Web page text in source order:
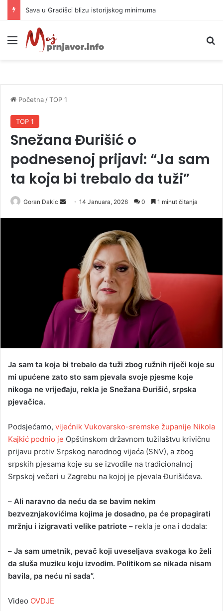
Sava u Gradišci blizu istorijskog minimuma
Meni
Početna /TOP 1
TOP 1
Snežana Đurišić o
podnesenoj prijavi: “Ja sam
ta koja bi trebalo da tuži”
Goran Dakic
e
14 Januara, 2026 0 1 minut čitanja
Ja sam ta koja bi trebalo da tuži zbog ružnih riječi koje su
mi upućene zato sto sam pjevala svoje pjesme koje
nikoga ne vrijeđaju, rekla je Snežana Đurišić, srpska
pjevačica.
Podsjećamo, vijećnik Vukovarsko-sremske županije Nikola
Kajkić podnio je Opštinskom državnom tužilaštvu krivičnu
prijavu protiv Srpskog narodnog vijeća (SNV), a zbog
srpskih pjesama koje su se izvodile na tradicionalnoj
Srpskoj večeri u Zagrebu na kojoj je pjevala Đurišićeva.
– Ali naravno da neću da se bavim nekim
bezveznjakovićima kojima je dosadno, pa će propagirati
mržnju i izigravati velike patriote – rekla je ona i dodala:
– Ja sam umetnik, pevač koji uveseljava svakoga ko želi
da sluša muziku koju izvodim. Politikom se nikada nisam
bavila, pa neću ni sada”.
Video OVDJE